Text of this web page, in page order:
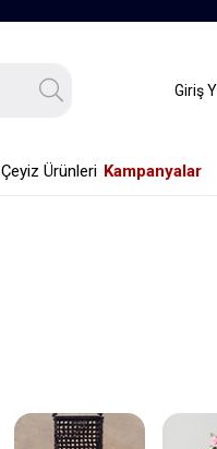
Giriş
Çeyiz Ürünleri Kampanyalar